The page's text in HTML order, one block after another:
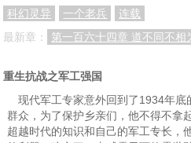
科幻灵异
一个老兵
连载
最新章：
第一百六十四章 道不同不相
重生抗战之军工强国
现代军工专家意外回到了1934年
群众，为了保护乡亲们，他不得不拿
超越时代的知识和自己的军工专长，